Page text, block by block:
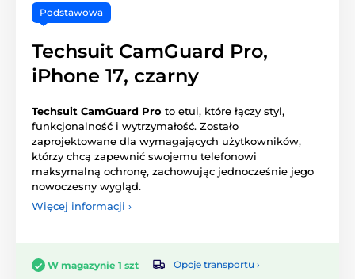
Podstawowa
Techsuit CamGuard Pro,
iPhone 17, czarny
Techsuit CamGuard Pro to etui, które łączy styl,
funkcjonalność i wytrzymałość. Zostało
zaprojektowane dla wymagających użytkowników,
którzy chcą zapewnić swojemu telefonowi
maksymalną ochronę, zachowując jednocześnie jego
nowoczesny wygląd.
Więcej informacji ›
W magazynie 1 szt
Opcje transportu ›